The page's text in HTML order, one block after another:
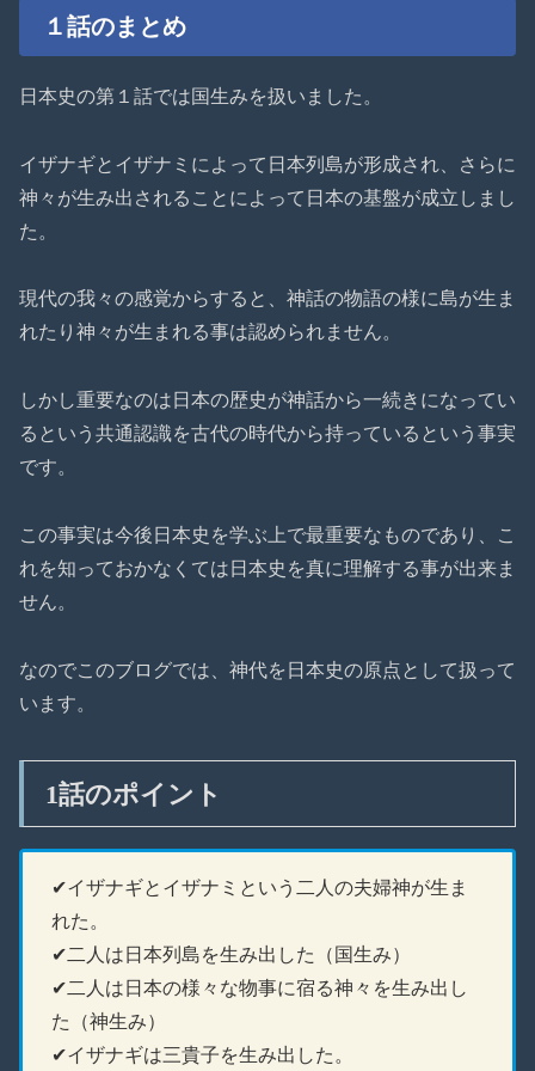
１話のまとめ
日本史の第１話では国生みを扱いました。
イザナギとイザナミによって日本列島が形成され、さらに
神々が生み出されることによって日本の基盤が成立しまし
た。
現代の我々の感覚からすると、神話の物語の様に島が生ま
れたり神々が生まれる事は認められません。
しかし重要なのは日本の歴史が神話から一続きになってい
るという共通認識を古代の時代から持っているという事実
です。
この事実は今後日本史を学ぶ上で最重要なものであり、こ
れを知っておかなくては日本史を真に理解する事が出来ま
せん。
なのでこのブログでは、神代を日本史の原点として扱って
います。
1話のポイント
✔イザナギとイザナミという二人の夫婦神が生ま
れた。
✔二人は日本列島を生み出した（国生み）
✔二人は日本の様々な物事に宿る神々を生み出し
た（神生み）
✔イザナギは三貴子を生み出した。